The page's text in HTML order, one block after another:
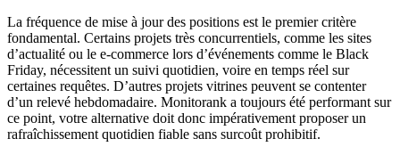
La fréquence de mise à jour des positions est le premier critère
fondamental. Certains projets très concurrentiels, comme les sites
d’actualité ou le e-commerce lors d’événements comme le Black
Friday, nécessitent un suivi quotidien, voire en temps réel sur
certaines requêtes. D’autres projets vitrines peuvent se contenter
d’un relevé hebdomadaire. Monitorank a toujours été performant sur
ce point, votre alternative doit donc impérativement proposer un
rafraîchissement quotidien fiable sans surcoût prohibitif.